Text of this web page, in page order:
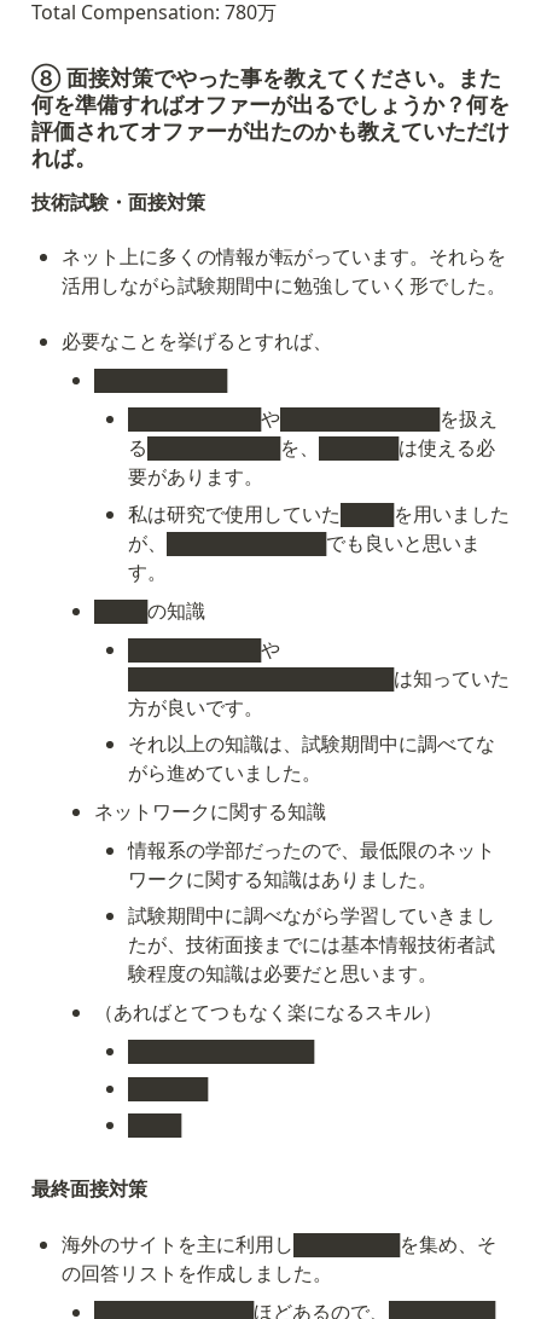
Total Compensation: 780万
⑧ 面接対策でやった事を教えてください。また
何を準備すればオファーが出るでしょうか？何を
評価されてオファーが出たのかも教えていただけ
れば。
技術試験・面接対策
ネット上に多くの情報が転がっています。それらを
活用しながら試験期間中に勉強していく形でした。
必要なことを挙げるとすれば、
██████████や████████████を扱え
る██████████を、██████は使える必
要があります。
私は研究で使用していた████を用いました
が、████████████でも良いと思いま
す。
████の知識
██████████や
████████████████████は知っていた
方が良いです。
それ以上の知識は、試験期間中に調べてな
がら進めていました。
ネットワークに関する知識
情報系の学部だったので、最低限のネット
ワークに関する知識はありました。
試験期間中に調べながら学習していきまし
たが、技術面接までには基本情報技術者試
験程度の知識は必要だと思います。
（あればとてつもなく楽になるスキル）
最終面接対策
海外のサイトを主に利用し████████を集め、そ
の回答リストを作成しました。
████████████ほどあるので、████████